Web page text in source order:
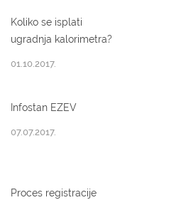
Koliko se isplati
ugradnja kalorimetra?
01.10.2017.
Infostan EZEV
07.07.2017.
Proces registracije